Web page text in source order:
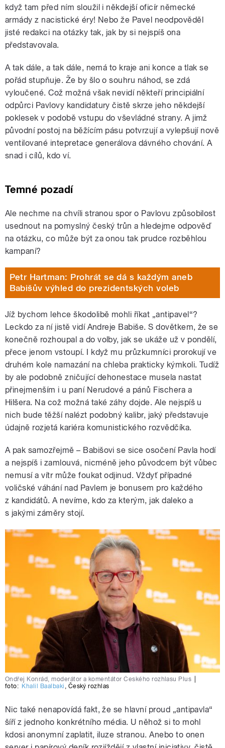
když tam před ním sloužil i někdejší oficír německé
armády z nacistické éry! Nebo že Pavel neodpověděl
jisté redakci na otázky tak, jak by si nejspíš ona
představovala.
A tak dále, a tak dále, nemá to kraje ani konce a tlak se
pořád stupňuje. Že by šlo o souhru náhod, se zdá
vyloučené. Což možná však nevidí někteří principiální
odpůrci Pavlovy kandidatury čistě skrze jeho někdejší
poklesek v podobě vstupu do vševládné strany. A jimž
původní postoj na běžícím pásu potvrzují a vylepšují nově
ventilované intepretace generálova dávného chování. A
snad i cílů, kdo ví.
Temné pozadí
Ale nechme na chvíli stranou spor o Pavlovu způsobilost
usednout na pomyslný český trůn a hledejme odpověď
na otázku, co může být za onou tak prudce rozběhlou
kampaní?
Petr Hartman: Prohrát se dá s každým aneb
Babišův výhled do prezidentských voleb
Jíž bychom lehce škodolibě mohli říkat „antipavel“?
Leckdo za ní jistě vidí Andreje Babiše. S dovětkem, že se
konečně rozhoupal a do volby, jak se ukáže už v pondělí,
přece jenom vstoupí. I když mu průzkumníci prorokují ve
druhém kole namazání na chleba prakticky kýmkoli. Tudíž
by ale podobně zničující dehonestace musela nastat
přinejmenším i u paní Nerudové a pánů Fischera a
Hilšera. Na což možná také záhy dojde. Ale nejspíš u
nich bude těžší nalézt podobný kalibr, jaký představuje
údajně rozjetá kariéra komunistického rozvědčíka.
A pak samozřejmě – Babišovi se sice osočení Pavla hodí
a nejspíš i zamlouvá, nicméně jeho původcem být vůbec
nemusí a vítr může foukat odjinud. Vždyť případné
voličské váhání nad Pavlem je bonusem pro každého
z kandidátů. A nevíme, kdo za kterým, jak daleko a
s jakými záměry stojí.
Ondřej Konrád, moderátor a komentátor Českého rozhlasu Plus
foto: Khalil Baalbaki , Český rozhlas
Nic také nenapovídá fakt, že se hlavní proud „antipavla“
šíří z jednoho konkrétního média. U něhož si to mohl
kdosi anonymní zaplatit, iluze stranou. Anebo to onen